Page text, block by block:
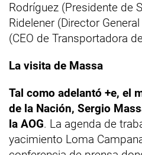
Rodríguez (Presidente de
Ridelener (Director
(CEO de Transportadora
La visita de Massa
Tal como adelantó +e, el
de la Nación, Sergio
la AOG. La agenda de
yacimiento Loma